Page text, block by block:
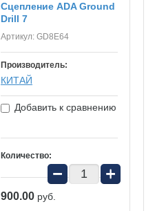
Сцепление ADA Ground
Drill 7
Артикул: GD8E64
Производитель:
КИТАЙ
Добавить к сравнению
Количество:
− +
900.00 руб.